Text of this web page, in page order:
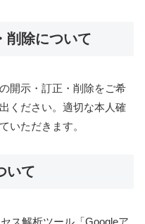
削除について
開示・訂正・削除をご希
ください。適切な本人確
いただきます。
いて
ス解析ツール「Googleア